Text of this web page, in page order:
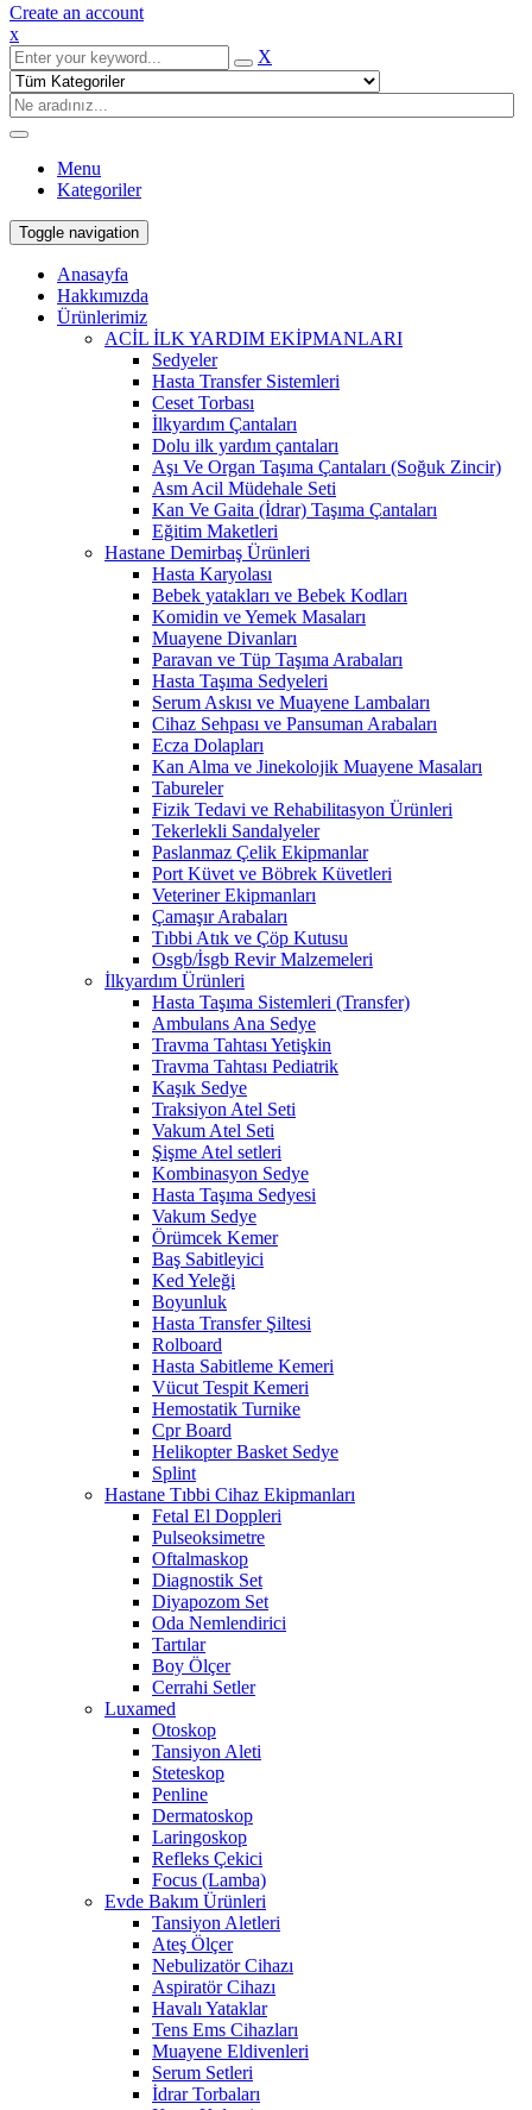
Create an account
x
X
Menu
Kategoriler
Toggle navigation
Anasayfa
Hakkımızda
Ürünlerimiz
ACİL İLK YARDIM EKİPMANLARI
Sedyeler
Hasta Transfer Sistemleri
Ceset Torbası
İlkyardım Çantaları
Dolu ilk yardım çantaları
Aşı Ve Organ Taşıma Çantaları (Soğuk Zincir)
Asm Acil Müdehale Seti
Kan Ve Gaita (İdrar) Taşıma Çantaları
Eğitim Maketleri
Hastane Demirbaş Ürünleri
Hasta Karyolası
Bebek yatakları ve Bebek Kodları
Komidin ve Yemek Masaları
Muayene Divanları
Paravan ve Tüp Taşıma Arabaları
Hasta Taşıma Sedyeleri
Serum Askısı ve Muayene Lambaları
Cihaz Sehpası ve Pansuman Arabaları
Ecza Dolapları
Kan Alma ve Jinekolojik Muayene Masaları
Tabureler
Fizik Tedavi ve Rehabilitasyon Ürünleri
Tekerlekli Sandalyeler
Paslanmaz Çelik Ekipmanlar
Port Küvet ve Böbrek Küvetleri
Veteriner Ekipmanları
Çamaşır Arabaları
Tıbbi Atık ve Çöp Kutusu
Osgb/İsgb Revir Malzemeleri
İlkyardım Ürünleri
Hasta Taşıma Sistemleri (Transfer)
Ambulans Ana Sedye
Travma Tahtası Yetişkin
Travma Tahtası Pediatrik
Kaşık Sedye
Traksiyon Atel Seti
Vakum Atel Seti
Şişme Atel setleri
Kombinasyon Sedye
Hasta Taşıma Sedyesi
Vakum Sedye
Örümcek Kemer
Baş Sabitleyici
Ked Yeleği
Boyunluk
Hasta Transfer Şiltesi
Rolboard
Hasta Sabitleme Kemeri
Vücut Tespit Kemeri
Hemostatik Turnike
Cpr Board
Helikopter Basket Sedye
Splint
Hastane Tıbbi Cihaz Ekipmanları
Fetal El Doppleri
Pulseoksimetre
Oftalmaskop
Diagnostik Set
Diyapozom Set
Oda Nemlendirici
Tartılar
Boy Ölçer
Cerrahi Setler
Luxamed
Otoskop
Tansiyon Aleti
Steteskop
Penline
Dermatoskop
Laringoskop
Refleks Çekici
Focus (Lamba)
Evde Bakım Ürünleri
Tansiyon Aletleri
Ateş Ölçer
Nebulizatör Cihazı
Aspiratör Cihazı
Havalı Yataklar
Tens Ems Cihazları
Muayene Eldivenleri
Serum Setleri
İdrar Torbaları